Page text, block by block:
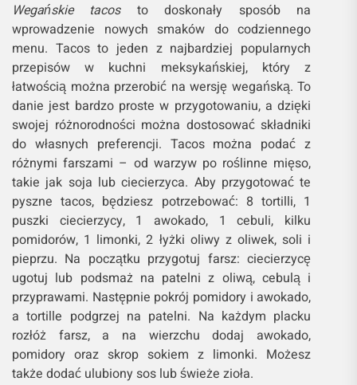
Wegańskie tacosto doskonały sposób na
wprowadzenie nowych smaków do codziennego
menu. Tacos to jeden z najbardziej popularnych
przepisów w kuchni meksykańskiej, który z
łatwością można przerobić na wersję wegańską. To
danie jest bardzo proste w przygotowaniu, a dzięki
swojej różnorodności można dostosować składniki
do własnych preferencji. Tacos można podać z
różnymi farszami – od warzyw po roślinne mięso,
takie jak soja lub ciecierzyca. Aby przygotować te
pyszne tacos, będziesz potrzebować: 8 tortilli, 1
puszki ciecierzycy, 1 awokado, 1 cebuli, kilku
pomidorów, 1 limonki, 2 łyżki oliwy z oliwek, soli i
pieprzu. Na początku przygotuj farsz: ciecierzycę
ugotuj lub podsmaż na patelni z oliwą, cebulą i
przyprawami. Następnie pokrój pomidory i awokado,
a tortille podgrzej na patelni. Na każdym placku
rozłóż farsz, a na wierzchu dodaj awokado,
pomidory oraz skrop sokiem z limonki. Możesz
także dodać ulubiony sos lub świeże zioła.